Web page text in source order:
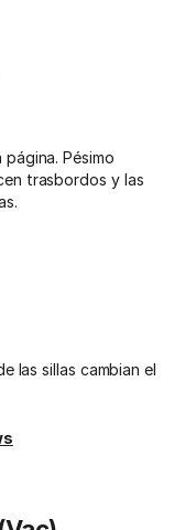
Pésimo
trasbordos y las
las sillas cambian el